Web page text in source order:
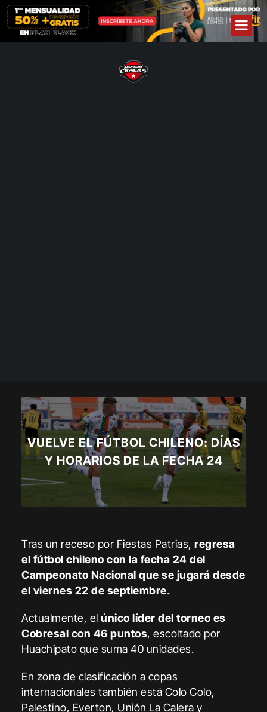
VUELVE EL FÚTBOL CHILENO: DÍAS
Y HORARIOS DE LA FECHA 24
Tras un receso por Fiestas Patrias, regresa
el fútbol chileno con la fecha 24 del
Campeonato Nacional que se jugará desde
el viernes 22 de septiembre.
Actualmente, elúnico líder del torneo es
Cobresal con 46 puntos, escoltado por
Huachipato que suma 40 unidades.
En zona de clasificación a copas
internacionales también está Colo Colo,
Palestino, Everton, Unión La Calera y